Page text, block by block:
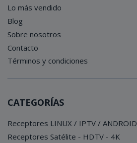
Lo más vendido
Blog
Sobre nosotros
Contacto
Términos y condiciones
CATEGORÍAS
Receptores LINUX / IPTV / ANDROID
Receptores Satélite - HDTV - 4K